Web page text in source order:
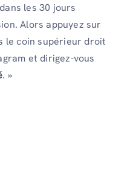
les 30 jours
Alors appuyez sur
le coin supérieur droit
et dirigez-vous
. »